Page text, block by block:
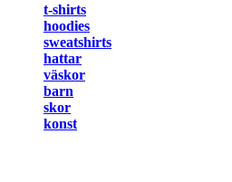
t-shirts
hoodies
sweatshirts
hattar
väskor
barn
skor
konst